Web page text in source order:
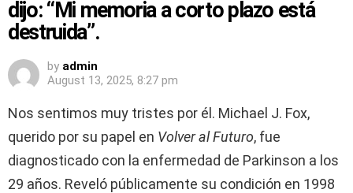
dijo: “Mi memoria a corto plazo está
destruida”.
by admin
August 13, 2025, 8:27 pm
Nos sentimos muy tristes por él. Michael J. Fox,
querido por su papel en Volver al Futuro, fue
diagnosticado con la enfermedad de Parkinson a los
29 años. Reveló públicamente su condición en 1998